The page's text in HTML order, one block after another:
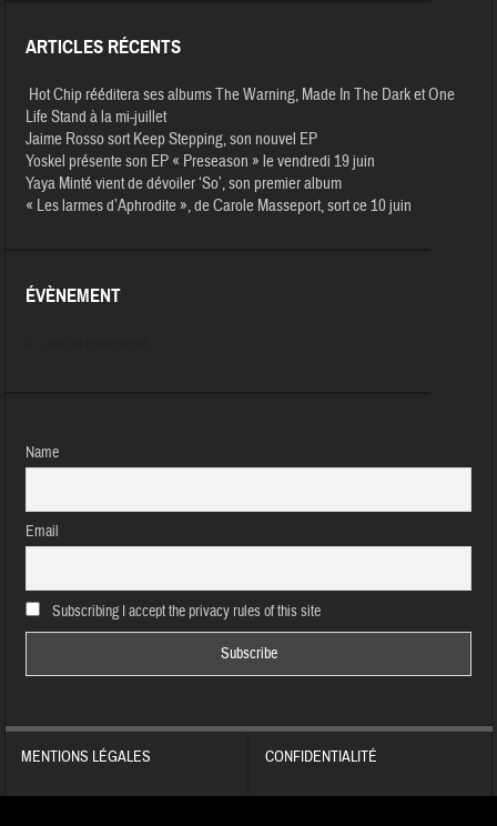
ARTICLES RÉCENTS
Hot Chip rééditera ses albums The Warning, Made In The Dark et One
Life Stand à la mi-juillet
Jaime Rosso sort Keep Stepping, son nouvel EP
Yoskel présente son EP « Preseason » le vendredi 19 juin
Yaya Minté vient de dévoiler ‘So’, son premier album
« Les larmes d’Aphrodite », de Carole Masseport, sort ce 10 juin
ÉVÈNEMENT
Name
Email
Subscribing I accept the privacy rules of this site
MENTIONS LÉGALES CONFIDENTIALITÉ